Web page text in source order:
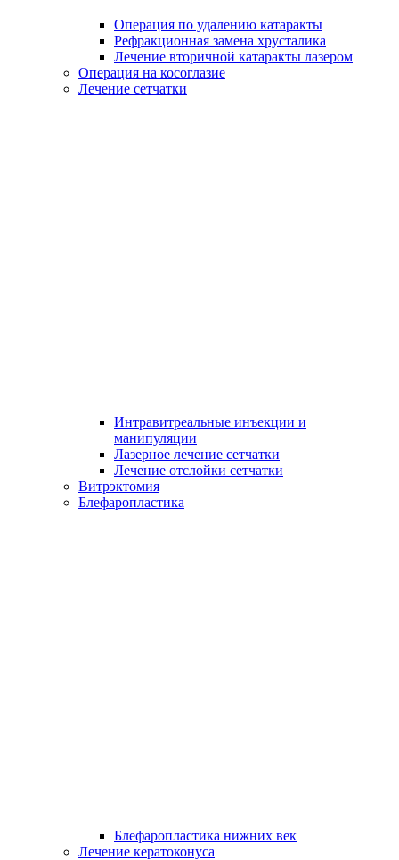
Операция по удалению катаракты
Рефракционная замена хрусталика
Лечение вторичной катаракты лазером
Операция на косоглазие
Лечение сетчатки
Интравитреальные инъекции и
манипуляции
Лазерное лечение сетчатки
Лечение отслойки сетчатки
Витрэктомия
Блефаропластика
Блефаропластика нижних век
Лечение кератоконуса